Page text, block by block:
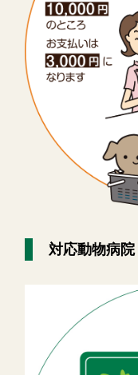
対応動物病院